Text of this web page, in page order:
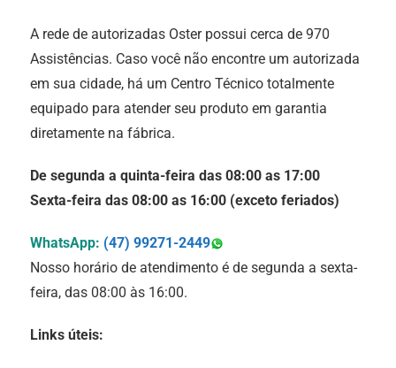
A rede de autorizadas Oster possui cerca de 970
Assistências. Caso você não encontre um autorizada
em sua cidade, há um Centro Técnico totalmente
equipado para atender seu produto em garantia
diretamente na fábrica.
De segunda a quinta-feira das 08:00 as 17:00
Sexta-feira das 08:00 as 16:00 (exceto feriados)
WhatsApp: (47) 99271-2449
Nosso horário de atendimento é de segunda a sexta-
feira, das 08:00 às 16:00.
Links úteis: